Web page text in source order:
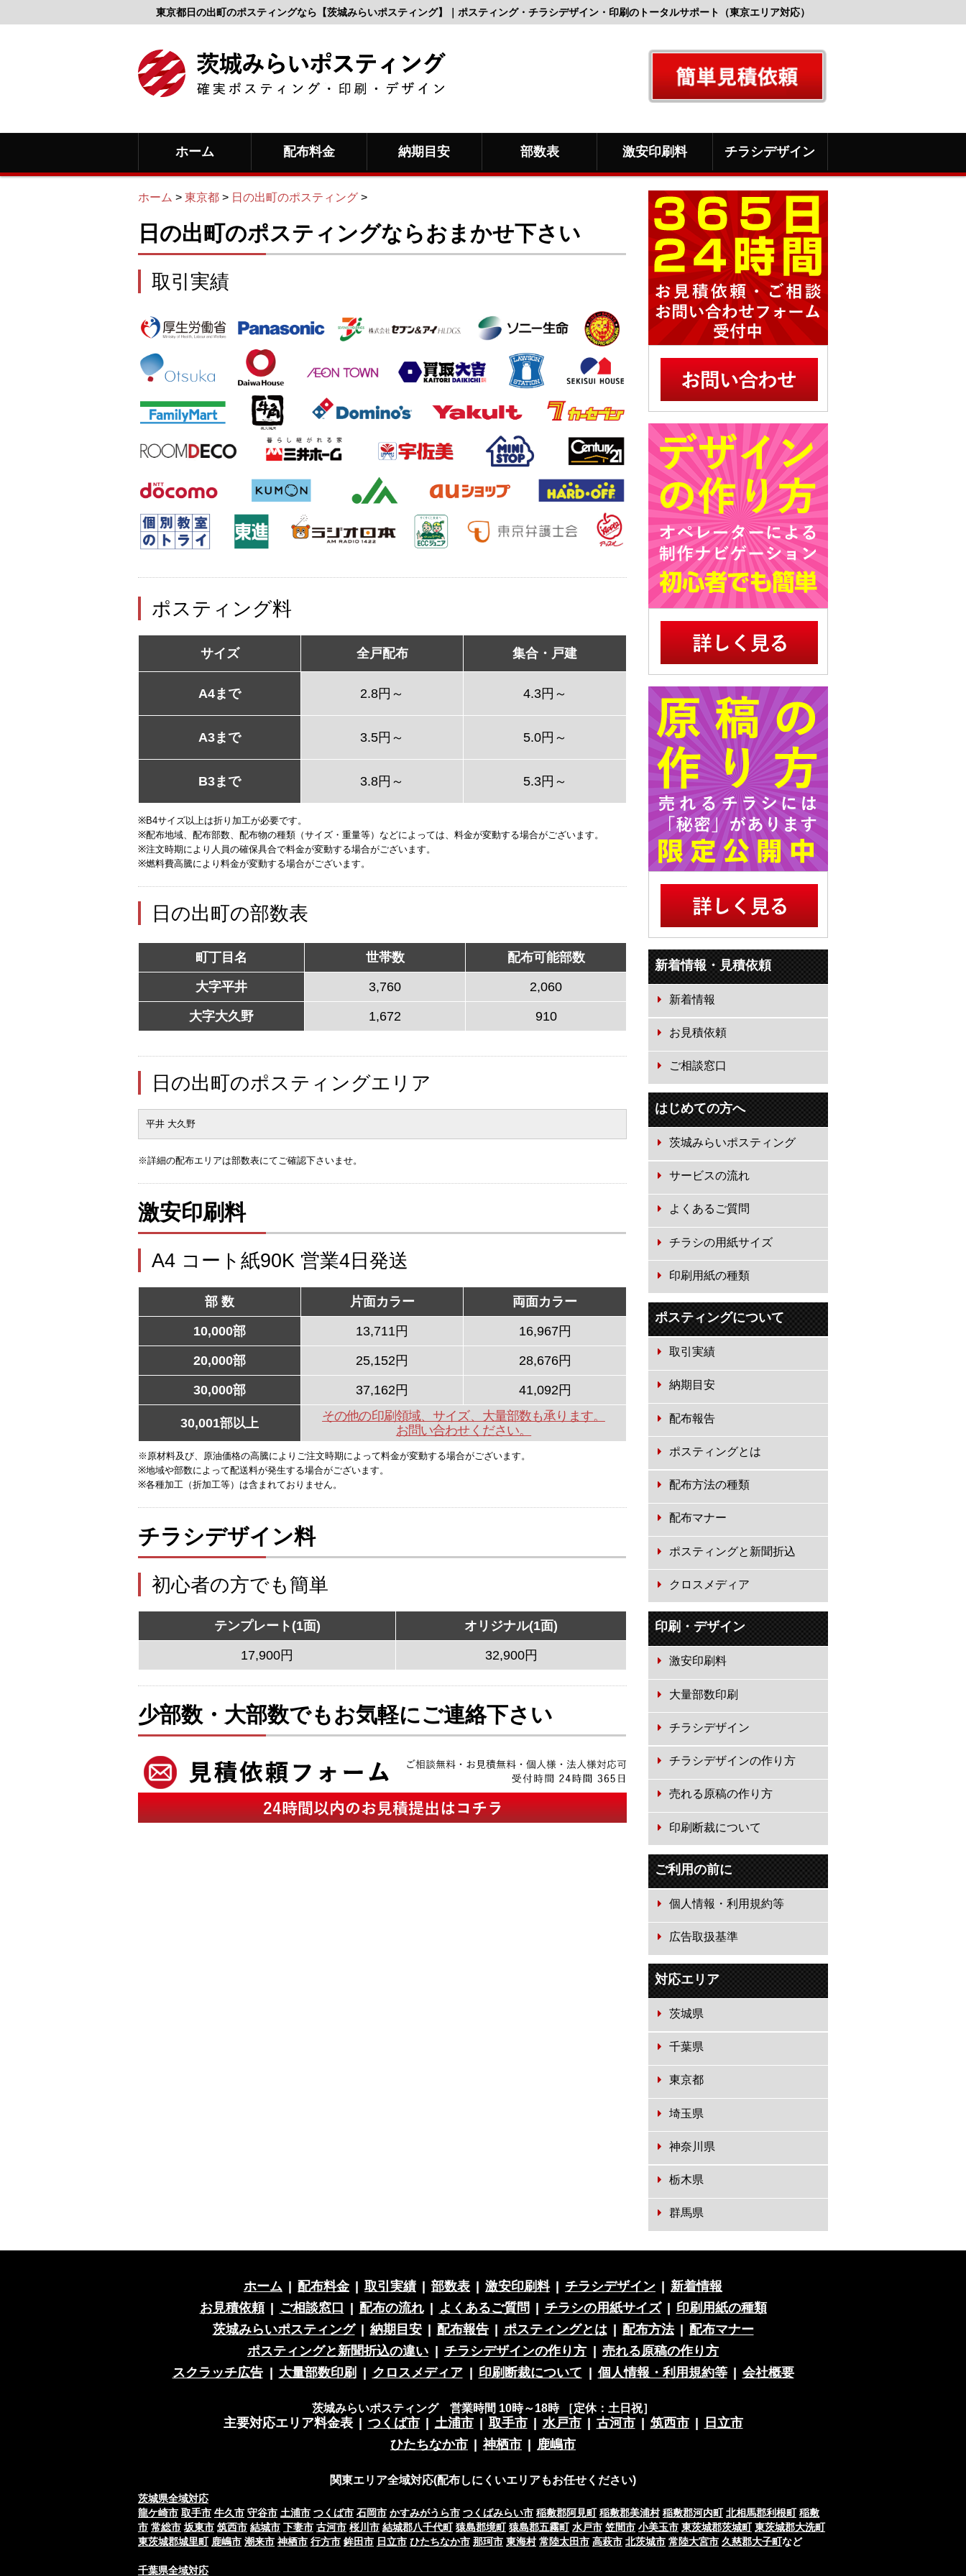
東京都日の出町のポスティングなら【茨城みらいポスティング】｜ポスティング・チラシデザイン・印刷のトータルサポート（東京エリア対応）
ホーム 配布料金 納期目安 部数表 激安印刷料 チラシデザイン
ホーム > 東京都 > 日の出町のポスティング >
日の出町のポスティングならおまかせ下さい
取引実績
ポスティング料
サイズ 全戸配布 集合・戸建
A4まで 2.8円～ 4.3円～
A3まで 3.5円～ 5.0円～
B3まで 3.8円～ 5.3円～
※B4サイズ以上は折り加工が必要です。
※配布地域、配布部数、配布物の種類（サイズ・重量等）などによっては、料金が変動する場合がございます。
※注文時期により人員の確保具合で料金が変動する場合がございます。
※燃料費高騰により料金が変動する場合がございます。
日の出町の部数表
町丁目名 世帯数 配布可能部数
大字平井 3,760 2,060
大字大久野 1,672 910
日の出町のポスティングエリア
平井 大久野
※詳細の配布エリアは部数表にてご確認下さいませ。
激安印刷料
A4 コート紙90K 営業4日発送
部 数 片面カラー 両面カラー
10,000部 13,711円 16,967円
20,000部 25,152円 28,676円
30,000部 37,162円 41,092円
30,001部以上
その他の印刷領域、サイズ、大量部数も承ります。
お問い合わせください。
※原材料及び、原油価格の高騰によりご注文時期によって料金が変動する場合がございます。
※地域や部数によって配送料が発生する場合がございます。
※各種加工（折加工等）は含まれておりません。
チラシデザイン料
初心者の方でも簡単
テンプレート(1面) オリジナル(1面)
17,900円 32,900円
少部数・大部数でもお気軽にご連絡下さい
新着情報・見積依頼
新着情報
お見積依頼
ご相談窓口
はじめての方へ
茨城みらいポスティング
サービスの流れ
よくあるご質問
チラシの用紙サイズ
印刷用紙の種類
ポスティングについて
取引実績
納期目安
配布報告
ポスティングとは
配布方法の種類
配布マナー
ポスティングと新聞折込
クロスメディア
印刷・デザイン
激安印刷料
大量部数印刷
チラシデザイン
チラシデザインの作り方
売れる原稿の作り方
印刷断裁について
ご利用の前に
個人情報・利用規約等
広告取扱基準
対応エリア
茨城県
千葉県
東京都
埼玉県
神奈川県
栃木県
群馬県
ホーム 配布料金 取引実績 部数表 激安印刷料 チラシデザイン
新着情報
お見積依頼
ご相談窓口 配布の流れ よくあるご質問 チラシの用紙サイズ
印刷用紙の種類
茨城みらいポスティング
納期目安 配布報告 ポスティングとは 配布方法
配布マナー
ポスティングと新聞折込の違い
チラシデザインの作り方
売れる原稿の作り方
スクラッチ広告
大量部数印刷 クロスメディア 印刷断裁について 個人情報・利用規約等 会社概要
茨城みらいポスティング 営業時間 10時～18時 ［定休：土日祝］
主要対応エリア料金表 つくば市 土浦市 取手市 水戸市 古河市 筑西市
日立市
ひたちなか市
神栖市 鹿嶋市
関東エリア全域対応(配布しにくいエリアもお任せください)
茨城県全域対応
龍ケ崎市 取手市 牛久市 守谷市 土浦市 つくば市 石岡市 かすみがうら市 つくばみらい市 稲敷郡阿見町 稲敷郡美浦村 稲敷郡河内町 北相馬郡利根町 稲敷
市 常総市 坂東市 筑西市 結城市 下妻市 古河市 桜川市 結城郡八千代町 猿島郡境町 猿島郡五霧町 水戸市 笠間市 小美玉市 東茨城郡茨城町 東茨城郡大洗町
東茨城郡城里町 鹿嶋市 潮来市 神栖市 行方市 鉾田市 日立市 ひたちなか市 那珂市 東海村 常陸太田市 高萩市 北茨城市 常陸大宮市 久慈郡大子町など
千葉県全域対応